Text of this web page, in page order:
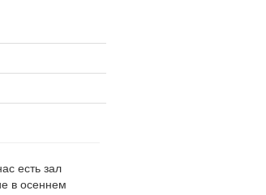
есть зал
в осеннем